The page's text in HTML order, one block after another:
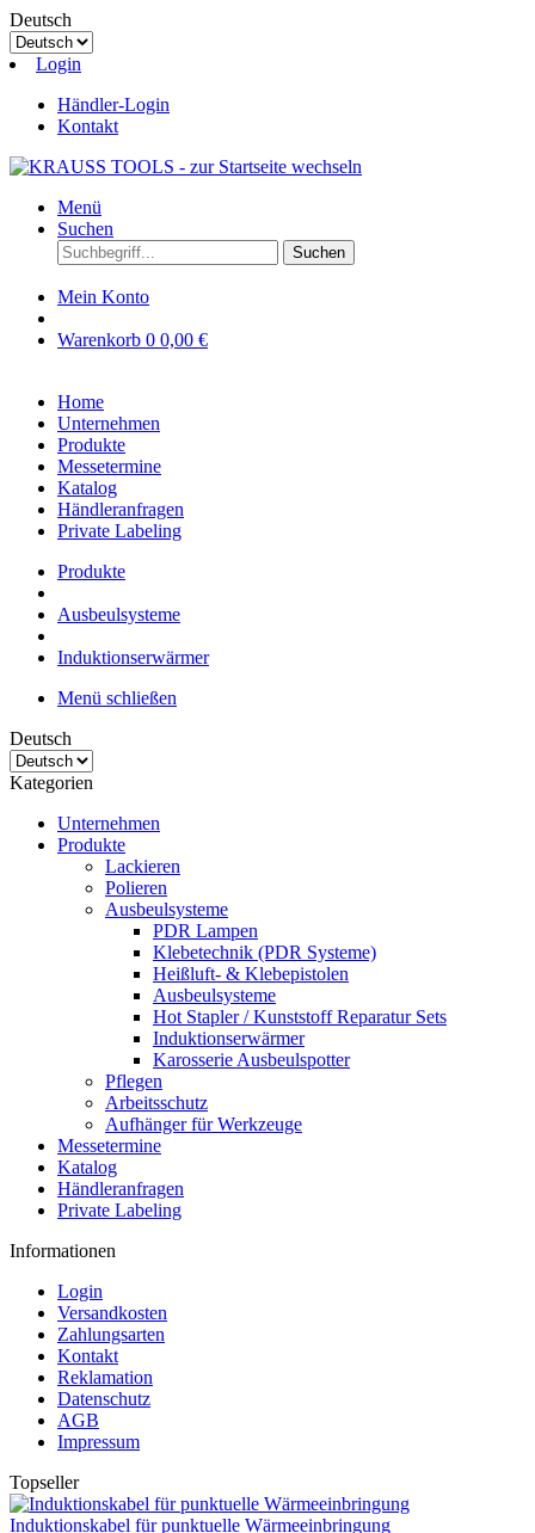
Deutsch
Login
Händler-Login
Kontakt
Menü
Suchen
Suchen
Mein Konto
Warenkorb 0 0,00 €
Home
Unternehmen
Produkte
Messetermine
Katalog
Händleranfragen
Private Labeling
Produkte
Ausbeulsysteme
Induktionserwärmer
Menü schließen
Deutsch
Kategorien
Unternehmen
Produkte
Lackieren
Polieren
Ausbeulsysteme
PDR Lampen
Klebetechnik (PDR Systeme)
Heißluft- & Klebepistolen
Ausbeulsysteme
Hot Stapler / Kunststoff Reparatur Sets
Induktionserwärmer
Karosserie Ausbeulspotter
Pflegen
Arbeitsschutz
Aufhänger für Werkzeuge
Messetermine
Katalog
Händleranfragen
Private Labeling
Informationen
Login
Versandkosten
Zahlungsarten
Kontakt
Reklamation
Datenschutz
AGB
Impressum
Topseller
Induktionskabel für punktuelle Wärmeeinbringung